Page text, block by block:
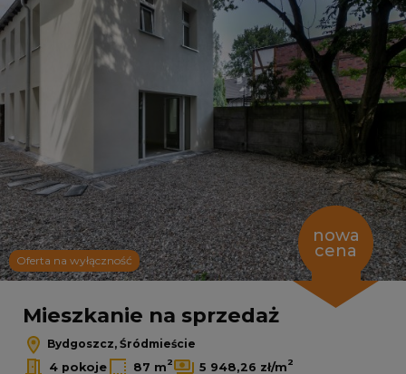
Oferta na wyłączność
nowa
cena
Mieszkanie na sprzedaż
Bydgoszcz, Śródmieście
4 pokoje
87 m2 5 948,26 zł/m2